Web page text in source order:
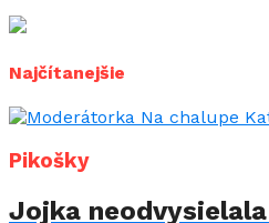
Najčítanejšie
Pikošky
Jojka